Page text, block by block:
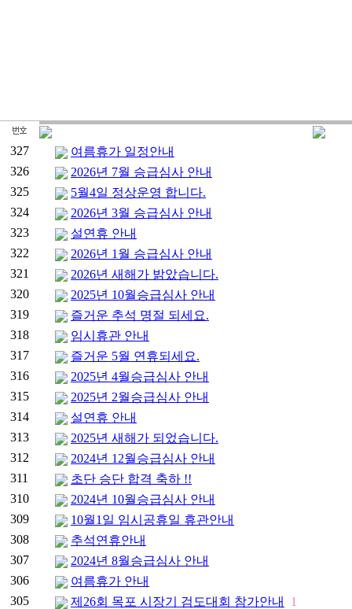
327
여름휴가 일정안내
326
2026년 7월 승급심사 안내
325
5월4일 정상운영 합니다.
324
2026년 3월 승급심사 안내
323
설연휴 안내
322
2026년 1월 승급심사 안내
321
2026년 새해가 밝았습니다.
320
2025년 10월승급심사 안내
319
즐거운 추석 명절 되세요.
318
임시휴관 안내
317
즐거운 5월 연휴되세요.
316
2025년 4월승급심사 안내
315
2025년 2월승급심사 안내
314
설연휴 안내
313
2025년 새해가 되었습니다.
312
2024년 12월승급심사 안내
311
초단 승단 합격 축하 !!
310
2024년 10월승급심사 안내
309
10월1일 임시공휴일 휴관안내
308
추석연휴안내
307
2024년 8월승급심사 안내
306
여름휴가 안내
305
제26회 목포 시장기 검도대회 참가안내
1